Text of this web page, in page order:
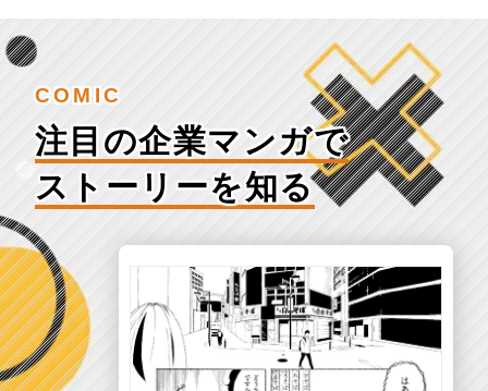
COMIC
注目の企業マンガで
ストーリーを知る